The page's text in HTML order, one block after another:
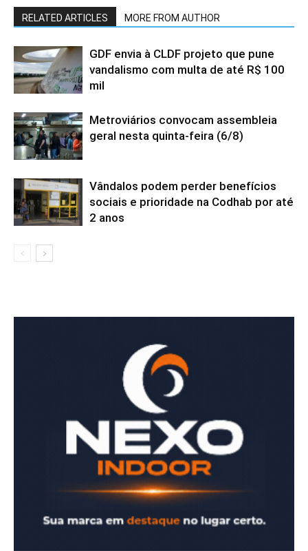
RELATED ARTICLES MORE FROM AUTHOR
GDF envia à CLDF projeto que pune
vandalismo com multa de até R$ 100
mil
Metroviários convocam assembleia
geral nesta quinta-feira (6/8)
Vândalos podem perder benefícios
sociais e prioridade na Codhab por até
2 anos